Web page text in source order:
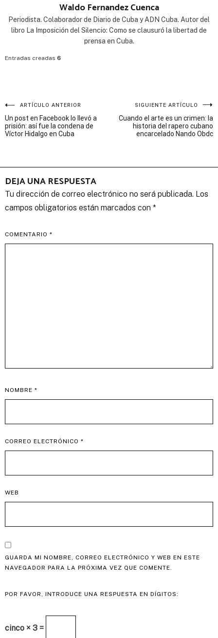
Waldo Fernandez Cuenca
Periodista. Colaborador de Diario de Cuba y ADN Cuba. Autor del
libro La Imposición del Silencio: Como se clausuró la libertad de
prensa en Cuba.
Entradas creadas 6
Navegación
de
ARTÍCULO ANTERIOR
Un post en Facebook lo llevó a
prisión: así fue la condena de
Víctor Hidalgo en Cuba
SIGUIENTE ARTÍCULO
Cuando el arte es un crimen: la
historia del rapero cubano
encarcelado Nando Obdc
DEJA UNA RESPUESTA
Tu dirección de correo electrónico no será publicada. Los
campos obligatorios están marcados con *
COMENTARIO *
NOMBRE *
CORREO ELECTRÓNICO *
WEB
GUARDA MI NOMBRE, CORREO ELECTRÓNICO Y WEB EN ESTE
NAVEGADOR PARA LA PRÓXIMA VEZ QUE COMENTE.
POR FAVOR, INTRODUCE UNA RESPUESTA EN DÍGITOS:
cinco × 3 =